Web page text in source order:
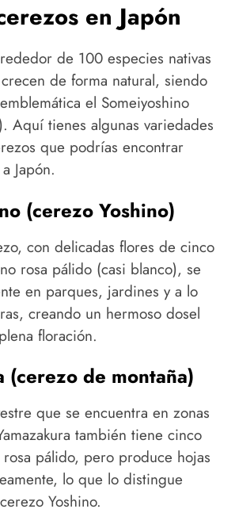
en Japón
de 100 especies nativas
de forma natural, siendo
el Someiyoshino
Aquí tienes algunas variedades
que podrías encontrar
Japón.
(cerezo Yoshino)
con delicadas flores de cinco
rosa pálido (casi blanco), se
en parques, jardines y a lo
creando un hermoso dosel
floración.
(cerezo de montaña)
que se encuentra en zonas
también tiene cinco
pálido, pero produce hojas
lo que lo distingue
Yoshino.